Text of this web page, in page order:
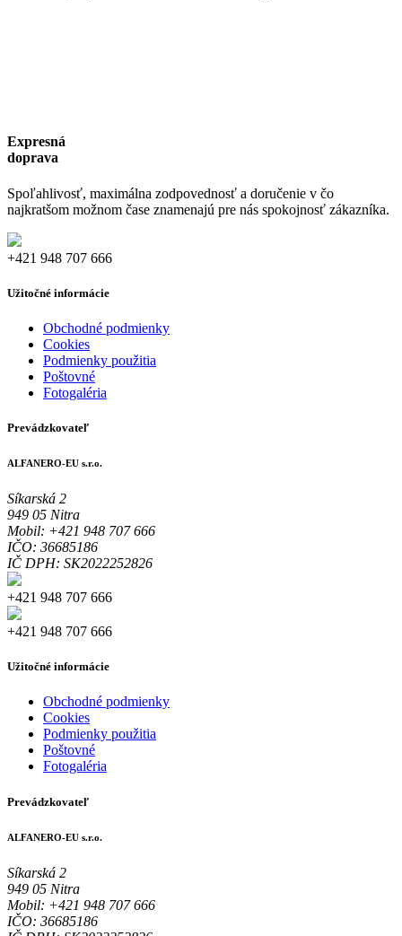
Expresná
doprava
Spoľahlivosť, maximálna zodpovednosť a doručenie v čo
najkratšom možnom čase znamenajú pre nás spokojnosť zákazníka.
+421 948 707 666
Užitočné informácie
Obchodné podmienky
Cookies
Podmienky použitia
Poštovné
Fotogaléria
Prevádzkovateľ
ALFANERO-EU s.r.o.
Síkarská 2
949 05 Nitra
Mobil: +421 948 707 666
IČO: 36685186
IČ DPH: SK2022252826
+421 948 707 666
+421 948 707 666
Užitočné informácie
Obchodné podmienky
Cookies
Podmienky použitia
Poštovné
Fotogaléria
Prevádzkovateľ
ALFANERO-EU s.r.o.
Síkarská 2
949 05 Nitra
Mobil: +421 948 707 666
IČO: 36685186